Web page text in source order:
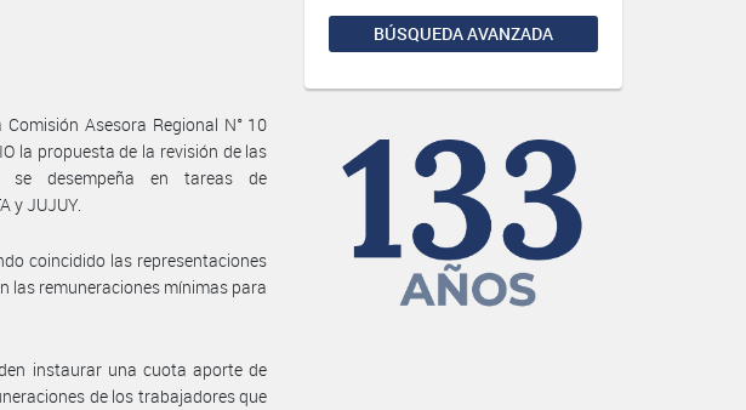
BÚSQUEDA AVANZADA
Asesora Regional N° 10
la propuesta de la revisión de las
se desempeña en tareas de
y JUJUY.
coincidido las representaciones
las remuneraciones mínimas para
instaurar una cuota aporte de
de los trabajadores que